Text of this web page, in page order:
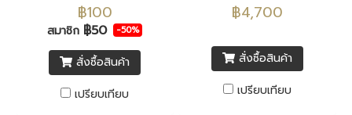
เมล่อนโมมิจิ สร้างความรู้สึกพรี
เมี่ยมให้กับผลเมล่อน ผลิตจาก
สีสันสวยงาม จำนวนชุดละ 100
฿100
สมาชิก ฿50 -50%
สั่งซื้อสินค้า
เปรียบเทียบ
เขียว เมล็ดพันธุ์นำเข้าจากประ
เทศญี่ปุ่น F1 ทั้งหมด
฿4,700
สั่งซื้อสินค้า
เปรียบเทียบ